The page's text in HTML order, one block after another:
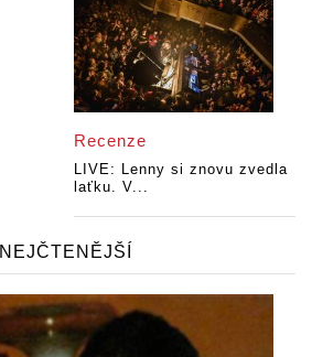
Recenze
LIVE: Lenny si znovu zvedla
laťku. V...
NEJČTENĚJŠÍ